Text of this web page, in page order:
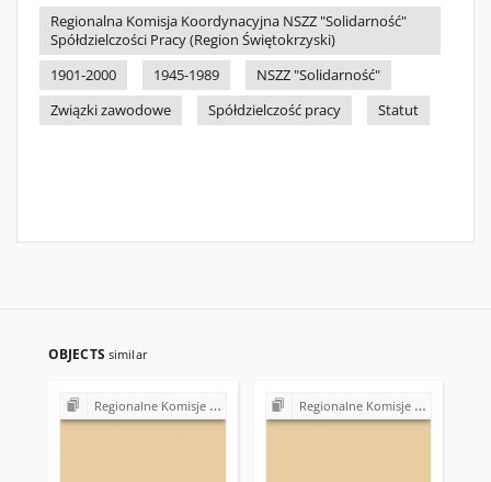
Regionalna Komisja Koordynacyjna NSZZ "Solidarność"
Spółdzielczości Pracy (Region Świętokrzyski)
1901-2000
1945-1989
NSZZ "Solidarność"
Związki zawodowe
Spółdzielczość pracy Statut
OBJECTS similar
Regionalne Komisje Koordynacyjne NSZZ "Solidarność" Regionalne Komisje Koordynacyjne NSZZ "Solidarność"